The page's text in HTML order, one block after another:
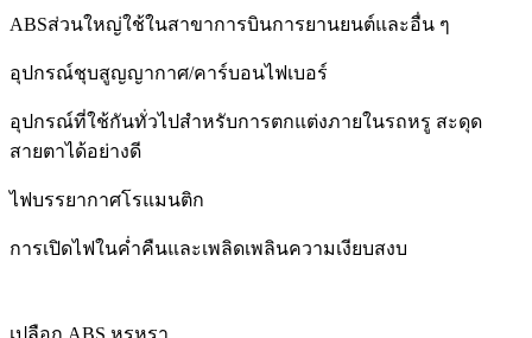
ABSส่วนใหญ่ใช้ในสาขาการบินการยานยนต์และอื่น ๆ
อุปกรณ์ชุบสูญญากาศ/คาร์บอนไฟเบอร์
อุปกรณ์ที่ใช้กันทั่วไปสำหรับการตกแต่งภายในรถหรู สะดุด
สายตาได้อย่างดี
ไฟบรรยากาศโรแมนติก
การเปิดไฟในค่ำคืนและเพลิดเพลินความเงียบสงบ